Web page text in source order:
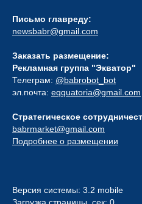
Письмо главреду:
newsbabr@gmail.com
Заказать размещение:
Рекламная группа "Экватор"
Телеграм: @babrobot_bot
эл.почта: eqquatoria@gmail.com
Стратегическое
babrmarket@gmail.com
Подробнее о размещении
Версия системы: 3.2 mobile